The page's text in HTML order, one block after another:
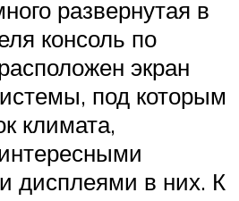
развернутая в
консоль по
экран
под которым
климата,
дисплеями в них. К